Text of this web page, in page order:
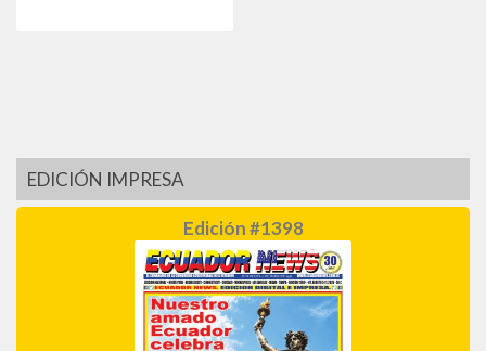
EDICIÓN IMPRESA
Edición #1398